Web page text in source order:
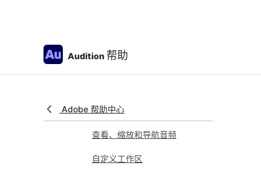
Audition 帮助
Adobe 帮助中心
题
移除 CD 制作功能
操纵面支持
查看、缩放和导航音频
自定义工作区